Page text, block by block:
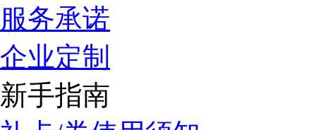
服务承诺
企业定制
新手指南